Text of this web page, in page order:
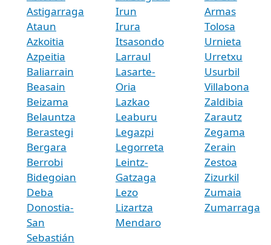
Astigarraga
Ataun
Azkoitia
Azpeitia
Baliarrain
Beasain
Beizama
Belauntza
Berastegi
Bergara
Berrobi
Bidegoian
Deba
Donostia-
San
Sebastián
Irun
Irura
Itsasondo
Larraul
Lasarte-
Oria
Lazkao
Leaburu
Legazpi
Legorreta
Leintz-
Gatzaga
Lezo
Lizartza
Mendaro
Armas
Tolosa
Urnieta
Urretxu
Usurbil
Villabona
Zaldibia
Zarautz
Zegama
Zerain
Zestoa
Zizurkil
Zumaia
Zumarraga